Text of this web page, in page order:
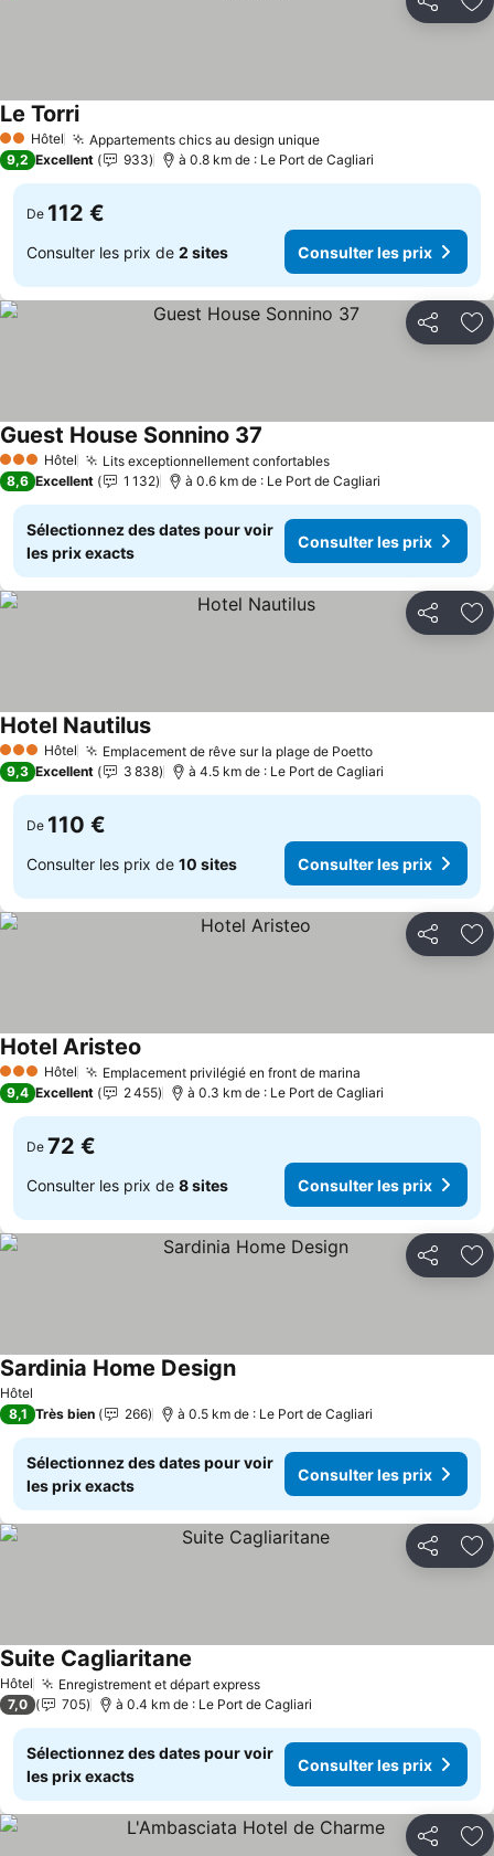
Partager
2 Étoiles
Hôtel Appartements chics au design unique
Le Torri
9,2 Excellent 933 à 0.8 km de : Le Port de Cagliari
De 112 €
Consulter les prix de 2 sites Consulter les prix
Partager
3 ÉtoilesHôtel Lits exceptionnellement confortables
Guest House Sonnino 37
8,6 Excellent 1 132 à 0.6 km de : Le Port de Cagliari
Sélectionnez des dates pour voir
les prix exacts
Consulter les prix
Partager
3 ÉtoilesHôtel Emplacement de rêve sur la plage de Poetto
Hotel Nautilus
9,3 Excellent 3 838 à 4.5 km de : Le Port de Cagliari
De 110 €
Consulter les prix de 10 sites Consulter les prix
Partager
3 ÉtoilesHôtel Emplacement privilégié en front de marina
Hotel Aristeo
9,4 Excellent 2 455 à 0.3 km de : Le Port de Cagliari
De 72 €
Consulter les prix de 8 sites Consulter les prix
Partager
Hôtel
Sardinia Home Design
8,1 Très bien 266 à 0.5 km de : Le Port de Cagliari
Sélectionnez des dates pour voir
les prix exacts
Consulter les prix
Partager
Hôtel Enregistrement et départ express
Suite Cagliaritane
7,0 705 à 0.4 km de : Le Port de Cagliari
Sélectionnez des dates pour voir
les prix exacts
Consulter les prix
Partager